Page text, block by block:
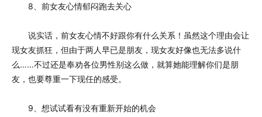
8、前女友心情郁闷跑去关心
说实话，前女友心情不好跟你有什么关系！虽然这个理由会让
现女友抓狂，但由于两人早已是朋友，现女友好像也无法多说什
么……不过还是奉劝各位男性别这么做，就算她能理解你们是朋
友，也要尊重一下现任的感受。
9、想试试看有没有重新开始的机会